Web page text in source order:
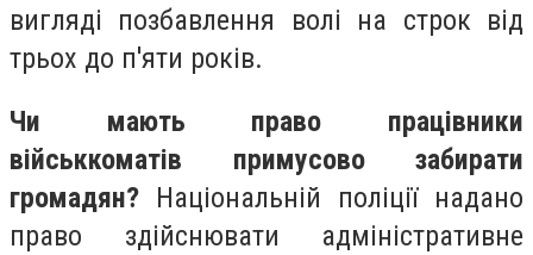
вигляді позбавлення волі на строк від
трьох до п'яти років.
Чи мають право працівники
військкоматів примусово забирати
громадян? Національній поліції надано
право здійснювати адміністративне